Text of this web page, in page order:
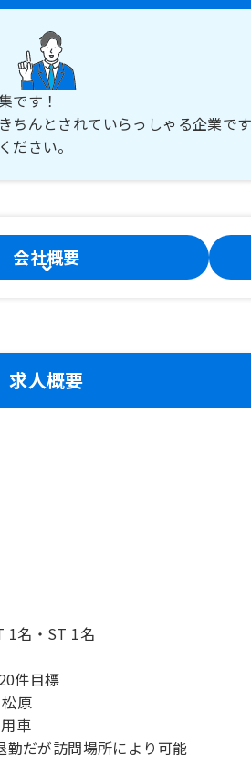
です！
ちんとされていらっしゃる企業で
ださい。
会社概要
求人概要
1名・ST 1名
件目標
原
車
だが訪問場所により可能